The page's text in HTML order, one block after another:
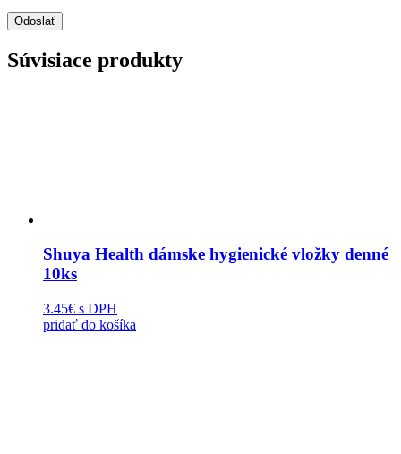
Súvisiace produkty
Shuya Health dámske hygienické vložky denné
10ks
3.45€ s DPH
pridať do košíka